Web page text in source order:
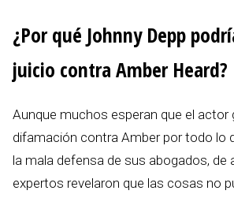
¿Por qué Johnny Depp
juicio contra Amber Heard?
Aunque muchos esperan que el actor
difamación contra Amber por todo lo
la mala defensa de sus abogados, de
expertos revelaron que las cosas no